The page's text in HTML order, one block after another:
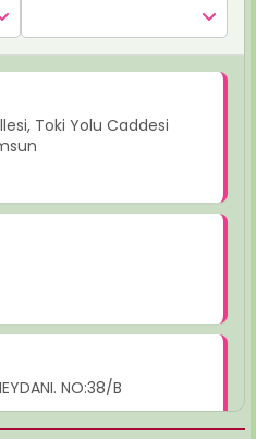
Toki Yolu Caddesi
NO:38/B